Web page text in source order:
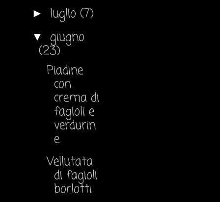
► luglio (7)
▼ giugno
(23)
Piadine
con
crema di
fagioli e
verdurin
e
Vellutata
di fagioli
borlotti